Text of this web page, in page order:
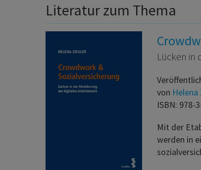
Literatur zum Thema
Lücken in
von
ISBN: 978-
Mit der
werden in